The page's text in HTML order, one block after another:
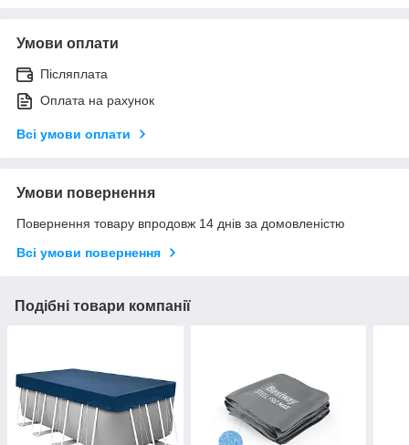
Умови оплати
Післяплата
Оплата на рахунок
Всі умови оплати
Умови повернення
Повернення товару впродовж 14 днів за домовленістю
Всі умови повернення
Подібні товари компанії